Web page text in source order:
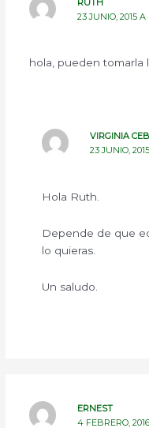
RUTH
23 JUNIO, 2015
hola, pueden tomarla
VIRGINIA
23 JUNIO,
Hola Ruth.
Depende de que
lo quieras.
Un saludo.
ERNEST
4 FEBRERO,